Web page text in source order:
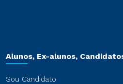
Alunos, Ex-alunos,
Sou Candidato